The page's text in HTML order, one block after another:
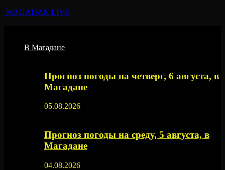
MAGADAN LIVE
В Магадане
Прогноз погоды на четверг, 6 августа, в
Магадане
05.08.2026
Прогноз погоды на среду, 5 августа, в
Магадане
04.08.2026